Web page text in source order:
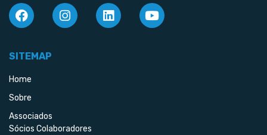
SITEMAP
Home
Sobre
Associados
Sócios Colaboradores